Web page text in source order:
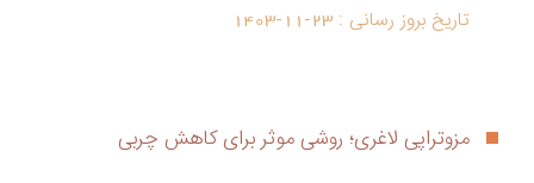
تاریخ بروز رسانی : 1403-11-23
مزوتراپی لاغری؛ روشی موثر برای کاهش چربی